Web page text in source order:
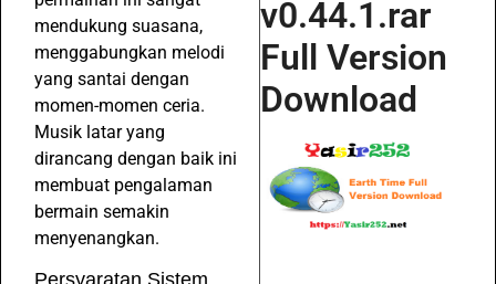
mendukung suasana,
menggabungkan melodi
yang santai dengan
momen-momen ceria.
Musik latar yang
dirancang dengan baik ini
membuat pengalaman
bermain semakin
menyenangkan.
Persyaratan Sistem
v0.44.1.rar
Full Version
Download